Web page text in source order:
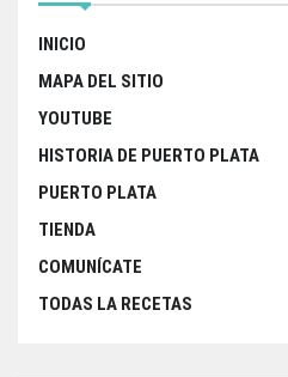
INICIO
MAPA DEL SITIO
YOUTUBE
HISTORIA DE PUERTO PLATA
PUERTO PLATA
TIENDA
COMUNÍCATE
TODAS LA RECETAS